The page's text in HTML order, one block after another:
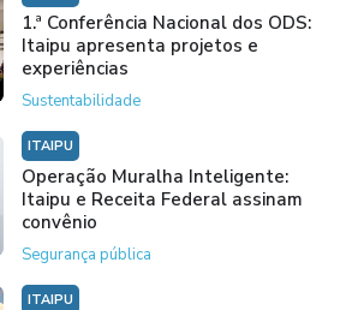
1.ª Conferência Nacional dos ODS:
Itaipu apresenta projetos e
experiências
Sustentabilidade
ITAIPU
Operação Muralha Inteligente:
Itaipu e Receita Federal assinam
convênio
Segurança pública
ITAIPU